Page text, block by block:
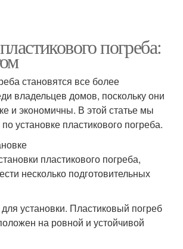
погреба:
становятся все более
владельцев домов, поскольку они
и экономичны. В этой статье мы
установке пластикового погреба.
пластикового погреба,
несколько подготовительных
установки. Пластиковый погреб
на ровной и устойчивой